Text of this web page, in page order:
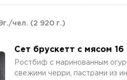
чел. (2 920 г.)
Сет брускетт с мясом 16
Ростбиф с маринованным
свежими черри, пастрами из